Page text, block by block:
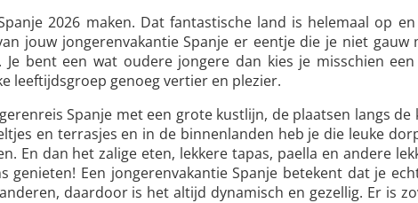
2026 maken. Dat fantastische land is helemaal op
jouw jongerenvakantie Spanje er eentje die je niet
bent een wat oudere jongere dan kies je misschien
leeftijdsgroep genoeg vertier en plezier.
Spanje met een grote kustlijn, de plaatsen langs de
en terrasjes en in de binnenlanden heb je die leuke
En dan het zalige eten, lekkere tapas, paella en andere
genieten! Een jongerenvakantie Spanje betekent dat je
daardoor is het altijd dynamisch en gezellig. Er is